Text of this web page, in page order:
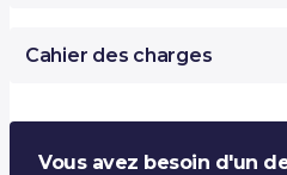
Cahier des charges
Vous avez besoin d'un